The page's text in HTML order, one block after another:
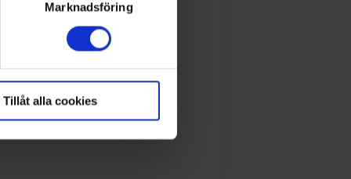
Marknadsföring
Tillåt alla cookies